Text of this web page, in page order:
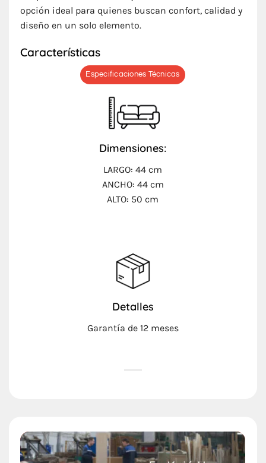
opción ideal para quienes buscan confort, calidad y
diseño en un solo elemento.
Características
Especificaciones Técnicas
Dimensiones:
LARGO: 44 cm
ANCHO: 44 cm
ALTO: 50 cm
Detalles
Garantía de 12 meses